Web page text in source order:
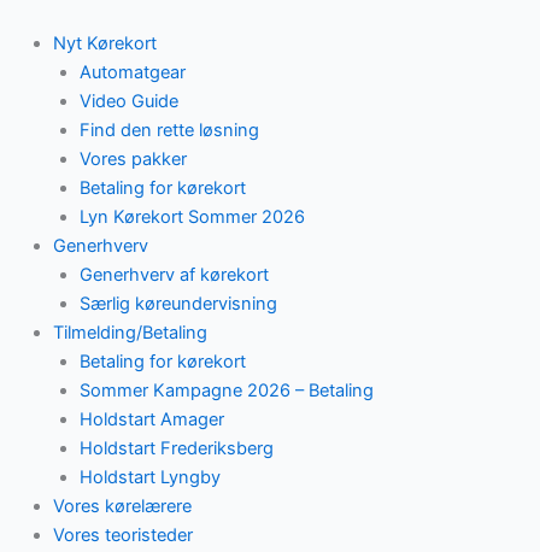
content
Nyt Kørekort
Automatgear
Video Guide
Find den rette løsning
Vores pakker
Betaling for kørekort
Lyn Kørekort Sommer 2026
Generhverv
Generhverv af kørekort
Særlig køreundervisning
Tilmelding/Betaling
Betaling for kørekort
Sommer Kampagne 2026 – Betaling
Holdstart Amager
Holdstart Frederiksberg
Holdstart Lyngby
Vores kørelærere
Vores teoristeder